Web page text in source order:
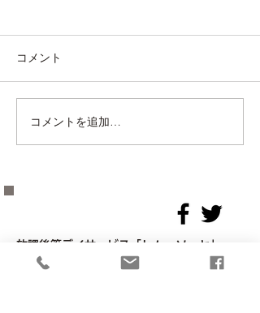
今年も1年お世話になりま
した
コメント
コメントを追加…
放課後等デイサービス
「トム・ソーヤ」
住所： 栃木県日光市今市703